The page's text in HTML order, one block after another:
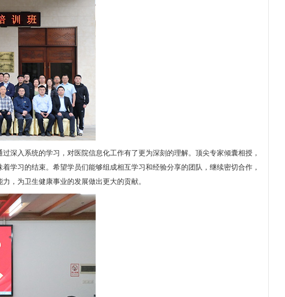
入系统的学习，对医院信息化工作有了更为深刻的理解。顶尖专家倾囊相授，
学习的结束。希望学员们能够组成相互学习和经验分享的团队，继续密切合作，
，为卫生健康事业的发展做出更大的贡献。